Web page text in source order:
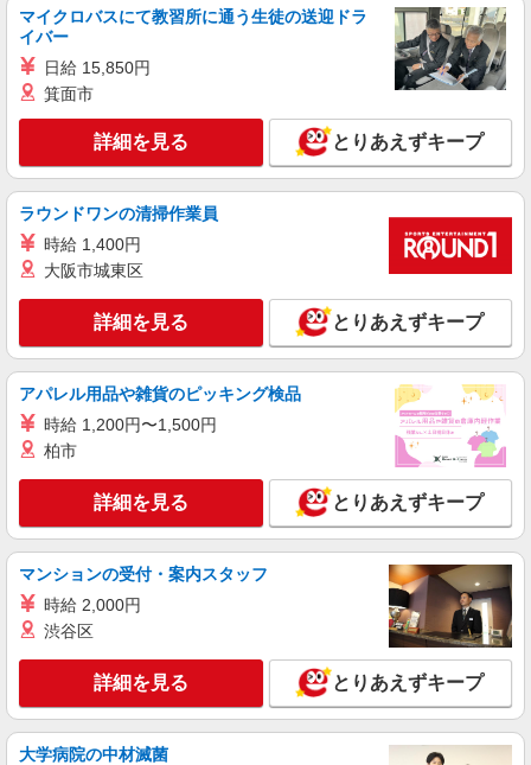
持ちがあれば十分◎
時給1500円〜2125円 ＜日払い有/週払い有/交
キープ 詳細を見る
正社員
アスケア訪問入浴 富士五湖
月給258,000円〜274,000円（地域による） 別
途交通費支給（30000円上限/月） 別途残業手当
（月平均残業時間20時間）残業代全額支給
アスケア訪問入浴 富士五湖 山梨県富士吉田
市新西原2丁目26-24 ころぼっくる貸店舗102
キープ 詳細を見る
業務委託
SOMPOヘルスサポート株式会社 全支援対応コース
特定保健指導（保健師・管理栄養士）
報酬：完全出来高制 報酬額（消費税抜き）：
円 ・個別訪問(対面) 1件：4,286円〜5,239円 ・
遠隔面談 1件：1500〜1691円 ・電話支援 1
件：1,000円〜1,429円 ・メール支援 1件：500円
※上記金額に消費税を加えた金額をお支払いいた
します ※交通費・電話代は弊社負担。その他、支
援内容により細則あり。
【活動エリア】山梨県富士吉田市及びその周辺
詳細を見る
SOMPOヘルスサポート株式会社 全支援対応コース
保健師・管理栄養士 特定保健指導
マイクロバスにて教習所に通う生徒の送迎ドラ
イバー
日給 15,850円
箕面市
詳細を見る とりあえずキープ
ラウンドワンの清掃作業員
時給 1,400円
大阪市城東区
詳細を見る とりあえずキープ
アパレル用品や雑貨のピッキング検品
時給 1,200円〜1,500円
柏市
詳細を見る とりあえずキープ
マンションの受付・案内スタッフ
時給 2,000円
渋谷区
詳細を見る とりあえずキープ
大学病院の中材滅菌